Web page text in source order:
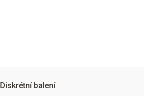
Diskrétní balení